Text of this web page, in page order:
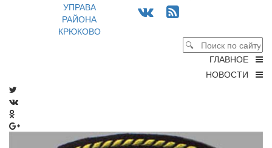
УПРАВА
РАЙОНА
КРЮКОВО
ГЛАВНОЕ
НОВОСТИ